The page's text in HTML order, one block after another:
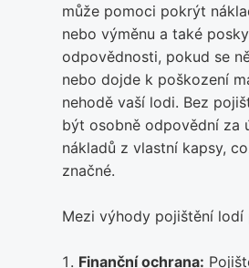
může pomoci pokrýt
nebo výměnu a také
odpovědnosti, pokud se
nebo dojde k poškození
nehodě vaší lodi. Bez
být osobně odpovědní za
nákladů z vlastní kapsy,
značné.
Mezi výhody pojištění lodí
Finanční ochrana: